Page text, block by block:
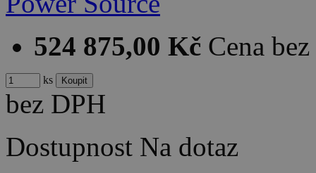
524 875,00 Kč Cena
ks
bez DPH
Dostupnost Na dotaz